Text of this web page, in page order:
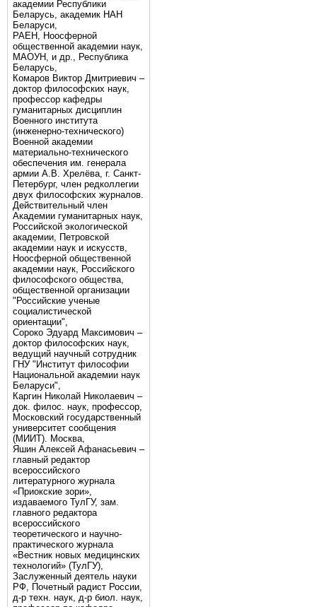
академии Республики
Беларусь, академик НАН
Беларуси,
РАЕН, Ноосферной
общественной академии наук,
МАОУН, и др., Республика
Беларусь,
Комаров Виктор Дмитриевич –
доктор философских наук,
профессор кафедры
гуманитарных дисциплин
Военного института
(инженерно-технического)
Военной академии
материально-технического
обеспечения им. генерала
армии А.В. Хрелёва, г. Санкт-
Петербург, член редколлегии
двух философских журналов.
Действительный член
Академии гуманитарных наук,
Российской экологической
академии, Петровской
академии наук и искусств,
Ноосферной общественной
академии наук, Российского
философского общества,
общественной организации
"Российские ученые
социалистической
ориентации",
Сороко Эдуард Максимович –
доктор философских наук,
ведущий научный сотрудник
ГНУ "Институт философии
Национальной академии наук
Беларуси",
Каргин Николай Николаевич –
док. филос. наук, профессор,
Московский государственный
университет сообщения
(МИИТ). Москва,
Яшин Алексей Афанасьевич –
главный редактор
всероссийского
литературного журнала
«Приокские зори»,
издаваемого ТулГУ, зам.
главного редактора
всероссийского
теоретического и научно-
практического журнала
«Вестник новых медицинских
технологий» (ТулГУ),
Заслуженный деятель науки
РФ, Почетный радист России,
д-р техн. наук, д-р биол. наук,